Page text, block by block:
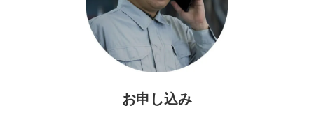
お申し込み